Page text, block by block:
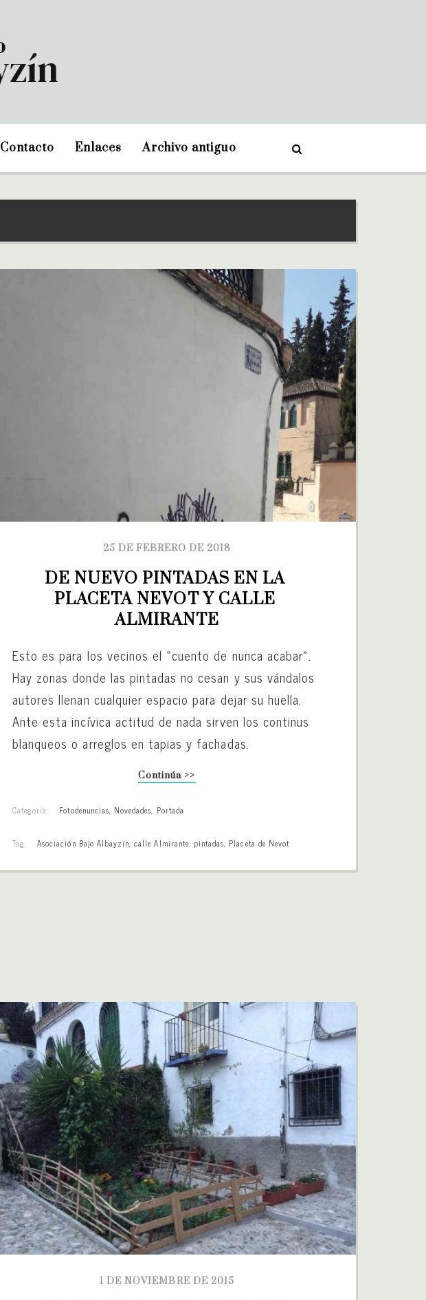
Contacto Enlaces Archivo antiguo
25 DE FEBRERO DE 2018
DE NUEVO PINTADAS EN LA
PLACETA NEVOT Y CALLE
ALMIRANTE
Esto es para los vecinos el «cuento de nunca acabar».
Hay zonas donde las pintadas no cesan y sus vándalos
autores llenan cualquier espacio para dejar su huella.
Ante esta incívica actitud de nada sirven los continus
blanqueos o arreglos en tapias y fachadas.
Continúa >>
Categoría: Fotodenuncias, Novedades, Portada
Tag: Asociación Bajo Albayzín,calle Almirante, pintadas, Placeta de Nevot
1 DE NOVIEMBRE DE 2015